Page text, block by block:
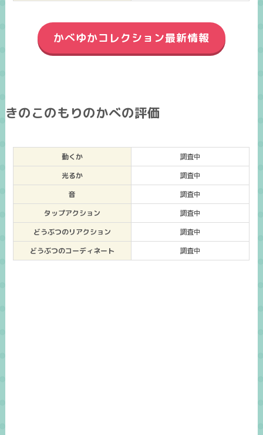
かべゆかコレクション最新情報
きのこのもりのかべの評価
動くか
調査中
光るか
調査中
音
調査中
タップアクション
調査中
どうぶつのリアクション
調査中
どうぶつのコーディネート
調査中